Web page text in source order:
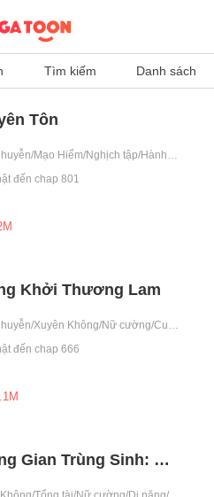
Tìm kiếm Danh sách
Tôn
Huyền huyễn/Mạo Hiểm/Nghịch tập/Hành động/Báo thù/Đánh quái thăng cấp/Hoàng tử/Leo cao
đến chap 801
Khởi Thương Lam
Huyền huyễn/Xuyên Không/Nữ cường/Cung đình/Tình yêu/Khoa học viễn tưởng/Siêu nhiên/Hệ thống/Drama/Cổ đại/Xuyên game/Tu tiên/Vô dụng/Thần tiên/Leo cao
đến chap 666
Không Gian Trùng Sinh: Phu Nhân Hào Môn Không Dễ Đụng